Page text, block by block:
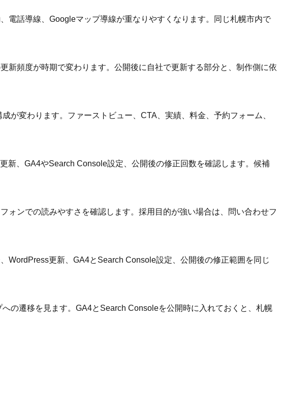
電話導線、Googleマップ導線が重なりやすくなります。同じ札幌市内で
新頻度が時期で変わります。公開後に自社で更新する部分と、制作側に依
が変わります。ファーストビュー、CTA、実績、料金、予約フォーム、
新、GA4やSearch Console設定、公開後の修正回数を確認します。候補
ォンでの読みやすさを確認します。採用目的が強い場合は、問い合わせフ
WordPress更新、GA4とSearch Console設定、公開後の修正範囲を同じ
の遷移を見ます。GA4とSearch Consoleを公開時に入れておくと、札幌